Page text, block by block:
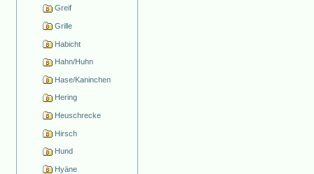
Greif
Grille
Habicht
Hahn/Huhn
Hase/Kaninchen
Hering
Heuschrecke
Hirsch
Hund
Hyäne